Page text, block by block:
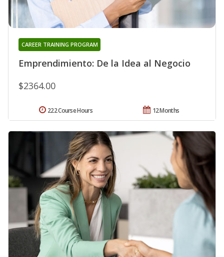
Emprendimiento: De la Idea al Negocio
CAREER TRAINING PROGRAM
$2364.00
12 Months
222 Course Hours